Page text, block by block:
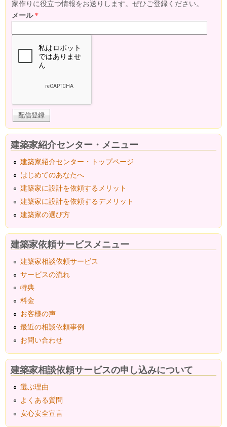
家作りに役立つ情報をお送りします。ぜひご登録ください。
メール*
建築家紹介センター・メニュー
建築家紹介センター・トップページ
はじめてのあなたへ
建築家に設計を依頼するメリット
建築家に設計を依頼するデメリット
建築家の選び方
建築家依頼サービスメニュー
建築家相談依頼サービス
サービスの流れ
特典
料金
お客様の声
最近の相談依頼事例
お問い合わせ
建築家相談依頼サービスの申し込みについて
選ぶ理由
よくある質問
安心安全宣言